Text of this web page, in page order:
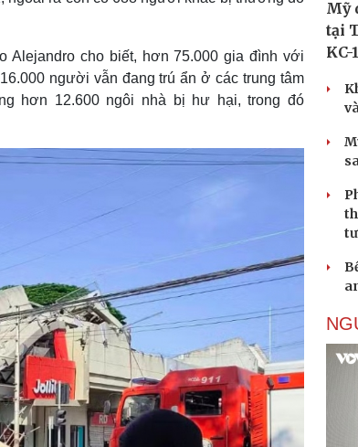
Thời trang
Sao Việt
Săn Tour
check-in
Alejandro cho biết, hơn 75.000 gia đình với
người vẫn đang trú ẩn ở các trung tâm
hơn 12.600 ngôi nhà bị hư hại, trong đó
Mỹ
tại
KC-